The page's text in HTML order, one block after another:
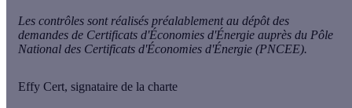
Les contrôles sont réalisés préalablement au dépôt des
demandes de Certificats d'Économies d'Énergie auprès du Pôle
National des Certificats d'Économies d'Énergie (PNCEE).
Effy Cert, signataire de la charte